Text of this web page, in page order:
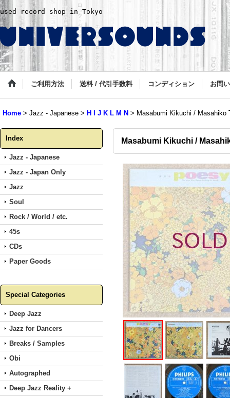
used record shop in Tokyo
ご利用方法 送料 / 代引手数料 コンディション お問
Home > Jazz - Japanese > H I J K L M N > Masabumi Kikuchi / Masahiko
Index
Jazz - Japanese
Jazz - Japan Only
Jazz
Soul
Rock / World / etc.
45s
CDs
Paper Goods
Special Categories
Deep Jazz
Jazz for Dancers
Breaks / Samples
Obi
Autographed
Deep Jazz Reality +
Masabumi Kikuchi /